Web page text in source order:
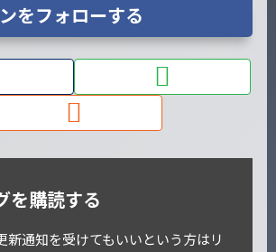
をフォローする
を購読する
新通知を受けてもいいという方はリ